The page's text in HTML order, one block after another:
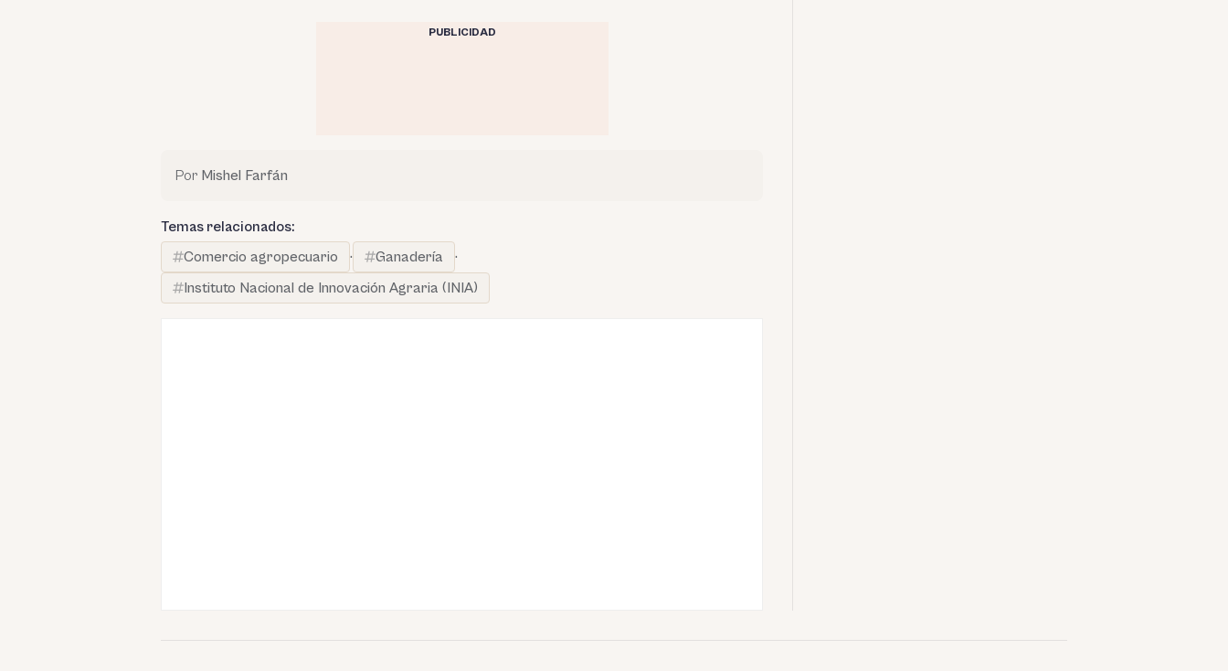
PUBLICIDAD
Por Mishel Farfán
Temas relacionados:
Comercio agropecuario
· Ganadería
·
Instituto Nacional de Innovación Agraria (INIA)